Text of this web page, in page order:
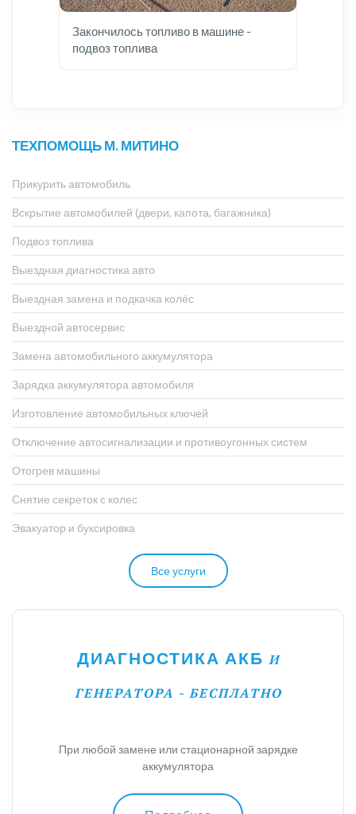
Закончилось топливо в машине -
подвоз топлива
ТЕХПОМОЩЬ М. МИТИНО
Прикурить автомобиль
Вскрытие автомобилей (двери, капота, багажника)
Подвоз топлива
Выездная диагностика авто
Выездная замена и подкачка колёс
Выездной автосервис
Замена автомобильного аккумулятора
Зарядка аккумулятора автомобиля
Изготовление автомобильных ключей
Отключение автосигнализации и противоугонных систем
Отогрев машины
Снятие секреток с колес
Эвакуатор и буксировка
Все услуги
ДИАГНОСТИКА АКБ И
ГЕНЕРАТОРА - БЕСПЛАТНО
При любой замене или стационарной зарядке
аккумулятора